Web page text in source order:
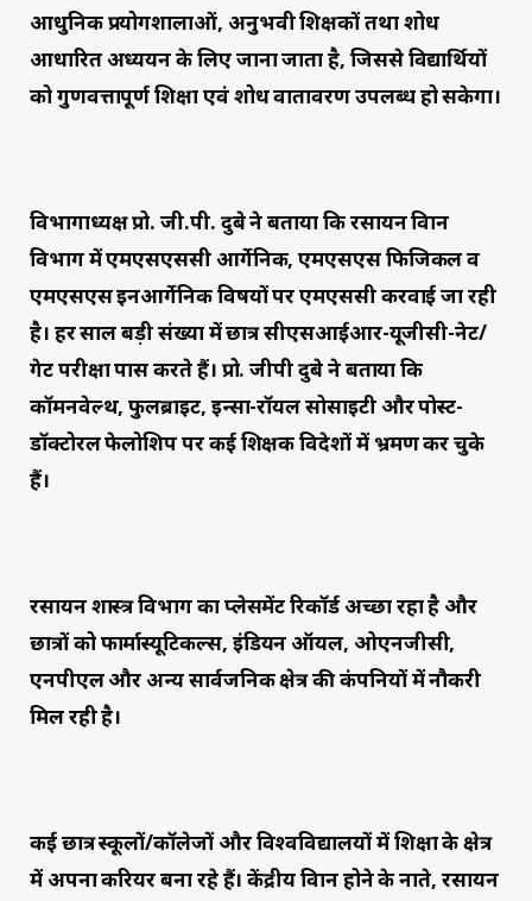
आधुनिक प्रयोगशालाओं, अनुभवी शिक्षकों तथा शोध
आधारित अध्ययन के लिए जाना जाता है, जिससे विद्यार्थियों
को गुणवत्तापूर्ण शिक्षा एवं शोध वातावरण उपलब्ध हो सकेगा।
विभागाध्यक्ष प्रो. जी.पी. दुबे ने बताया कि रसायन विज्ञान
विभाग में एमएसएससी आर्गेनिक, एमएसएस फिजिकल व
एमएसएस इनआर्गेनिक विषयों पर एमएससी करवाई जा रही
है। हर साल बड़ी संख्या में छात्र सीएसआईआर-यूजीसी-नेट/
गेट परीक्षा पास करते हैं। प्रो. जीपी दुबे ने बताया कि
कॉमनवेल्थ, फुलब्राइट, इन्सा-रॉयल सोसाइटी और पोस्ट-
डॉक्टोरल फेलोशिप पर कई शिक्षक विदेशों में भ्रमण कर चुके
हैं।
रसायन शास्त्र विभाग का प्लेसमेंट रिकॉर्ड अच्छा रहा है और
छात्रों को फार्मास्यूटिकल्स, इंडियन ऑयल, ओएनजीसी,
एनपीएल और अन्य सार्वजनिक क्षेत्र की कंपनियों में नौकरी
मिल रही है।
कई छात्र स्कूलों/कॉलेजों और विश्वविद्यालयों में शिक्षा के क्षेत्र
में अपना करियर बना रहे हैं। केंद्रीय विज्ञान होने के नाते, रसायन